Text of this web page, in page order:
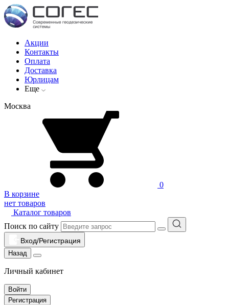
Акции
Контакты
Оплата
Доставка
Юрлицам
Еще
Москва
0
В корзине
нет товаров
Каталог товаров
Поиск по сайту
Вход/Регистрация
Назад
Личный кабинет
Войти
Регистрация